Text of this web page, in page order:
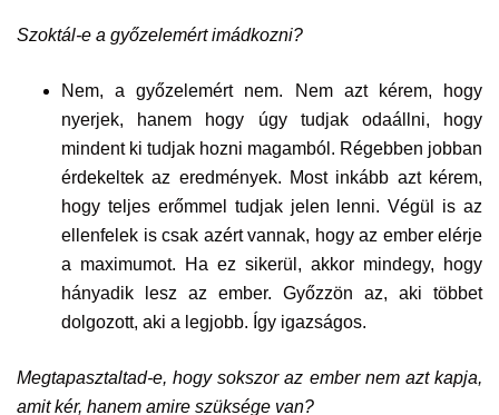
Szoktál-e a győzelemért imádkozni?
Nem, a győzelemért nem. Nem azt kérem, hogy
nyerjek, hanem hogy úgy tudjak odaállni, hogy
mindent ki tudjak hozni magamból. Régebben jobban
érdekeltek az eredmények. Most inkább azt kérem,
hogy teljes erőmmel tudjak jelen lenni. Végül is az
ellenfelek is csak azért vannak, hogy az ember elérje
a maximumot. Ha ez sikerül, akkor mindegy, hogy
hányadik lesz az ember. Győzzön az, aki többet
dolgozott, aki a legjobb. Így igazságos.
Megtapasztaltad-e, hogy sokszor az ember nem azt kapja,
amit kér, hanem amire szüksége van?